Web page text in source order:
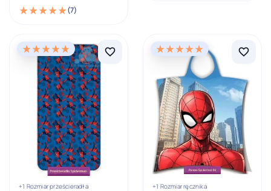
Spider-man
Granatowy
Niebieski
Spider-man
(7)
+1 Rozmiar prześcieradła +1 Rozmiar ręcznika